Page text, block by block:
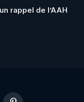
rappel de l’AAH